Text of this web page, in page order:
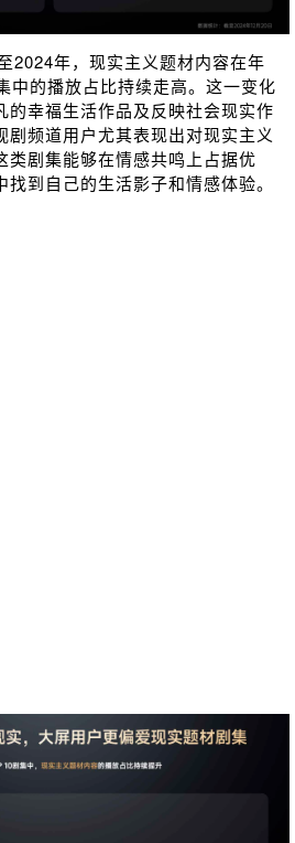
2024年，现实主义题材内容在年
中的播放占比持续走高。这⼀变化
的幸福生活作品及反映社会现实作
剧频道用户尤其表现出对现实主义
类剧集能够在情感共鸣上占据优
到自己的生活影子和情感体验。